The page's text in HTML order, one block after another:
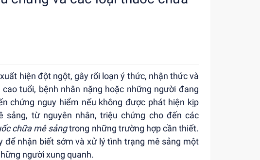
hiện đột ngột, gây rối loạn ý thức, nhận thức và
tuổi, bệnh nhân nặng hoặc những người đang
chứng nguy hiểm nếu không được phát hiện kịp
từ nguyên nhân, triệu chứng cho đến các
chữa mê sảngtrong những trường hợp cần thiết.
nhận biết sớm và xử lý tình trạng mê sảng một
người xung quanh.